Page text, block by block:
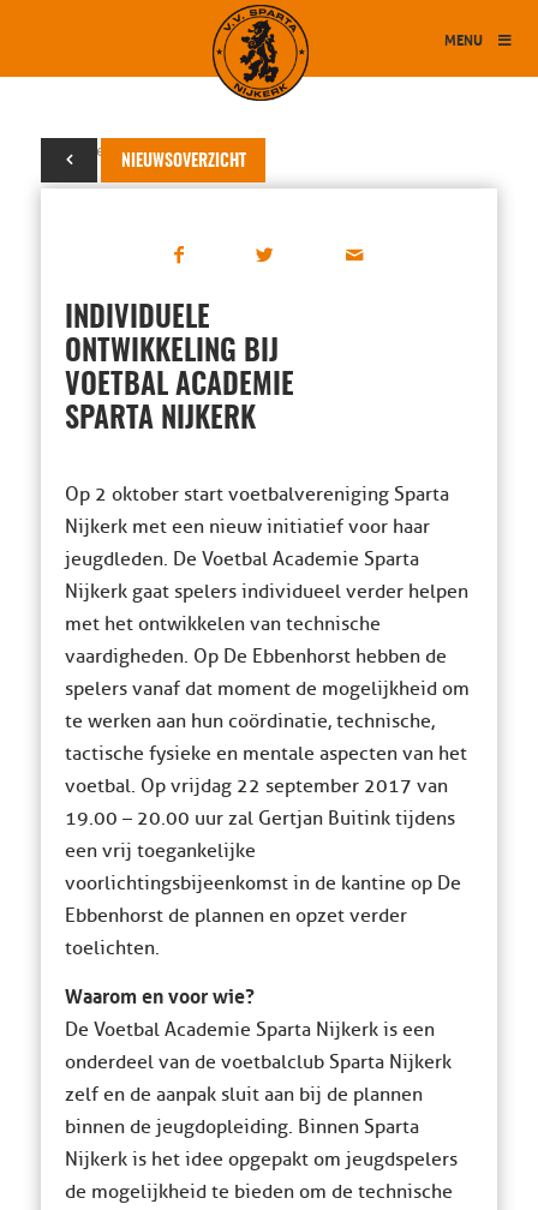
MENU
NIEUWSOVERZICHT
28 september 2017
INDIVIDUELE
ONTWIKKELING BIJ
VOETBAL ACADEMIE
SPARTA NIJKERK
Op 2 oktober start voetbalvereniging Sparta
Nijkerk met een nieuw initiatief voor haar
jeugdleden. De Voetbal Academie Sparta
Nijkerk gaat spelers individueel verder helpen
met het ontwikkelen van technische
vaardigheden. Op De Ebbenhorst hebben de
spelers vanaf dat moment de mogelijkheid om
te werken aan hun coördinatie, technische,
tactische fysieke en mentale aspecten van het
voetbal. Op vrijdag 22 september 2017 van
19.00 – 20.00 uur zal Gertjan Buitink tijdens
een vrij toegankelijke
voorlichtingsbijeenkomst in de kantine op De
Ebbenhorst de plannen en opzet verder
toelichten.
Waarom en voor wie?
De Voetbal Academie Sparta Nijkerk is een
onderdeel van de voetbalclub Sparta Nijkerk
zelf en de aanpak sluit aan bij de plannen
binnen de jeugdopleiding. Binnen Sparta
Nijkerk is het idee opgepakt om jeugdspelers
de mogelijkheid te bieden om de technische